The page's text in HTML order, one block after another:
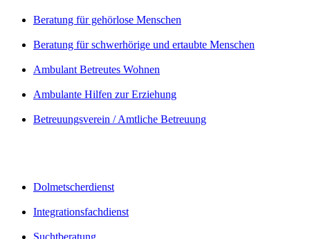
Beratung für gehörlose Menschen
Beratung für schwerhörige und ertaubte Menschen
Ambulant Betreutes Wohnen
Ambulante Hilfen zur Erziehung
Betreuungsverein / Amtliche Betreuung
Dolmetscherdienst
Integrationsfachdienst
Suchtberatung